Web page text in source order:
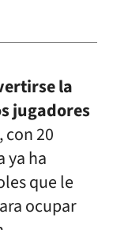
la
jugadores
, con 20
ya ha
que le
ocupar